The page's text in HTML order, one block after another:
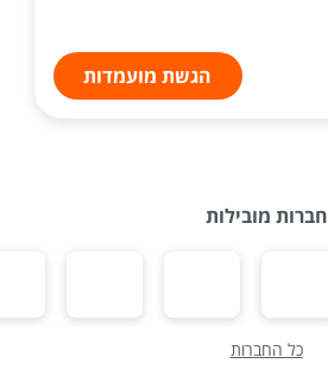
הגשת מועמדות
חברות מובילות
כל החברות